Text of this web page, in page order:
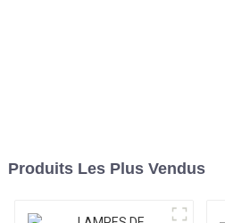
Produits Les Plus Vendus